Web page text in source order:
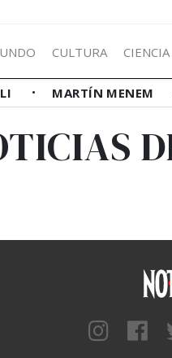
CULTURA CIENCIA
MARTÍN MENEM